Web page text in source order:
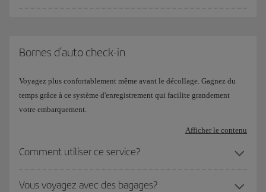
Bornes d'auto check-in
Voyagez plus confortablement même avant le décollage. Gagnez du
temps grâce à ce système d'enregistrement qui facilite grandement
votre embarquement.
Afficher le contenu
Comment utiliser ce service?
Vous voyagez avec des bagages?